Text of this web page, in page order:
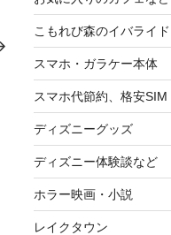
こもれび森のイバライド
スマホ・ガラケー本体
スマホ代節約、格安SIM
ディズニーグッズ
ディズニー体験談など
ホラー映画・小説
レイクタウン